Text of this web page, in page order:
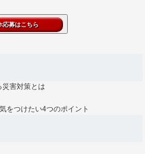
害対策とは
をつけたい4つのポイント